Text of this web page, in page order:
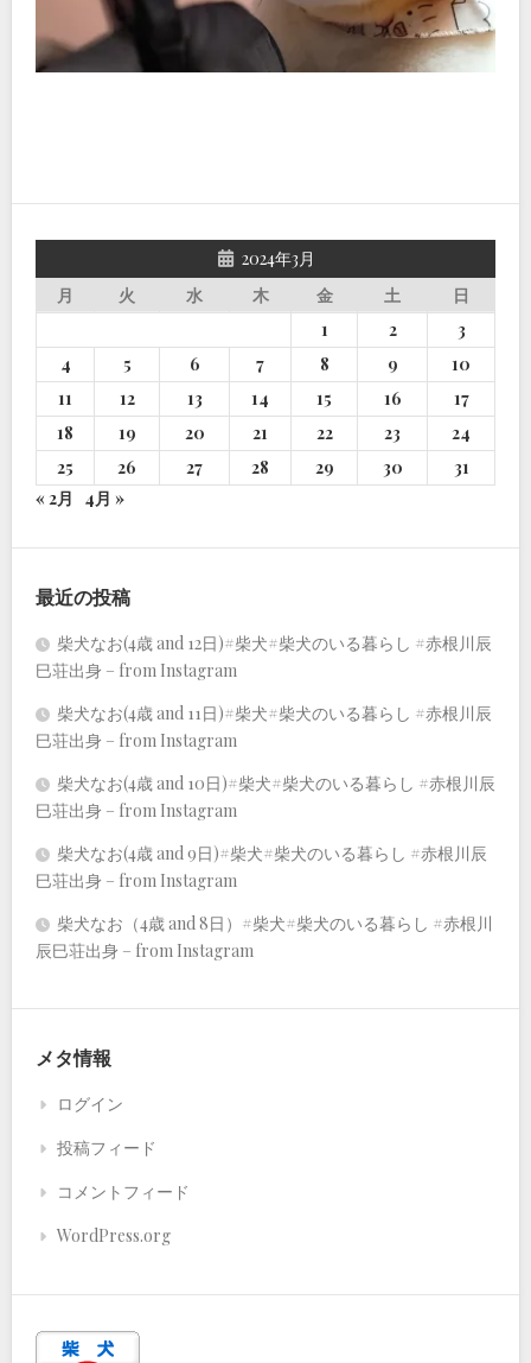
2024年3月
月
火 水 木 金 土
日
1
2
3
4
5 6 7 8 9
10
11
12 13 14 15 16
17
18
19 20 21 22 23
24
25
26 27 28 29 30
31
« 2月
4月 »
最近の投稿
柴犬なお(4歳 and 12日)#柴犬#柴犬のいる暮らし #赤根川辰
巳荘出身 – from Instagram
柴犬なお(4歳 and 11日)#柴犬#柴犬のいる暮らし #赤根川辰
巳荘出身 – from Instagram
柴犬なお(4歳 and 10日)#柴犬#柴犬のいる暮らし #赤根川辰
巳荘出身 – from Instagram
柴犬なお(4歳 and 9日)#柴犬#柴犬のいる暮らし #赤根川辰
巳荘出身 – from Instagram
柴犬なお（4歳 and 8日）#柴犬#柴犬のいる暮らし #赤根川
辰巳荘出身 – from Instagram
メタ情報
ログイン
投稿フィード
コメントフィード
WordPress.org